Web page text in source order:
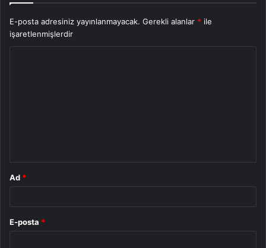
E-posta adresiniz yayınlanmayacak. Gerekli alanlar * ile
işaretlenmişlerdir
Ad *
E-posta *